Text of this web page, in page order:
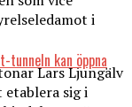
i
Lars Ljungälv
sig i
kan öppna